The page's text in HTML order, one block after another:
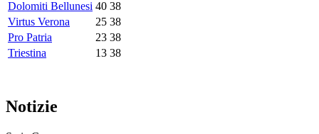
Dolomiti Bellunesi 40 38
Virtus Verona
25 38
Pro Patria
23 38
Triestina
13 38
Notizie